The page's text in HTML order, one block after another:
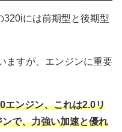
320iには前期型と後期型
ますが、エンジンに重要
エンジン、これは2.0リ
で、力強い加速と優れ